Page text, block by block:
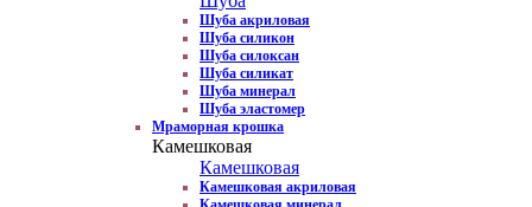
Шуба акриловая
Шуба силикон
Шуба силоксан
Шуба силикат
Шуба минерал
Шуба эластомер
Мраморная крошка
Камешковая
Камешковая
Камешковая акриловая